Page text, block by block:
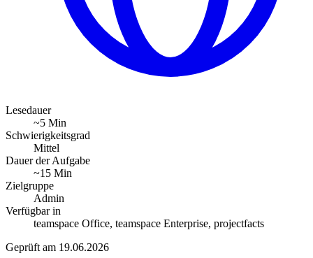
Lesedauer
~5 Min
Schwierigkeitsgrad
Mittel
Dauer der Aufgabe
~15 Min
Zielgruppe
Admin
Verfügbar in
teamspace Office, teamspace Enterprise, projectfacts
Geprüft am 19.06.2026